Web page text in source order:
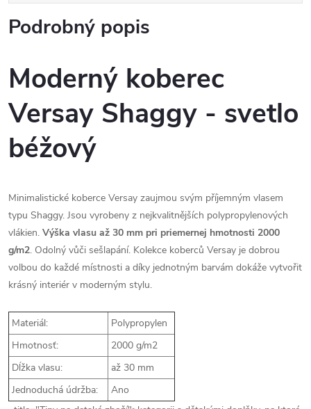
Podrobný popis
Moderný koberec
Versay Shaggy - svetlo
béžový
Minimalistické koberce Versay zaujmou svým příjemným vlasem
typu Shaggy. Jsou vyrobeny z nejkvalitnějších polypropylenových
vlákien. Výška vlasu až 30 mm pri priemernej hmotnosti 2000
g/m2. Odolný vůči sešlapání. Kolekce koberců Versay je dobrou
volbou do každé místnosti a díky jednotným barvám dokáže vytvořit
krásný interiér v moderným stylu.
Materiál:
Polypropylen
Hmotnosť:
2000 g/m2
Dĺžka vlasu:
až 30 mm
Jednoduchá údržba:
Ano